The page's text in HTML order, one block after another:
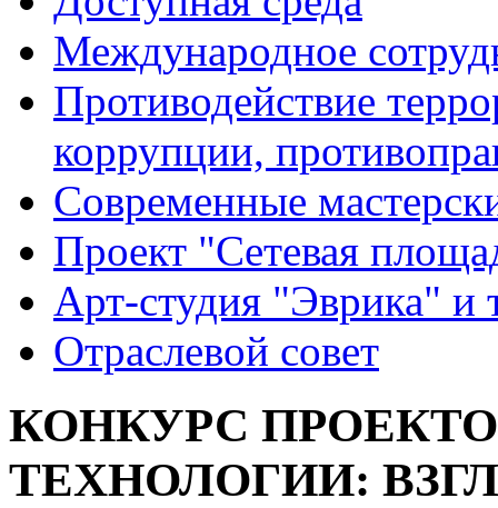
Международное
Противодействие
коррупции,
Современные
Проект "Сетевая
Арт-студия "Эврика" и
Отраслевой совет
КОНКУРС
ТЕХНОЛОГИИ: